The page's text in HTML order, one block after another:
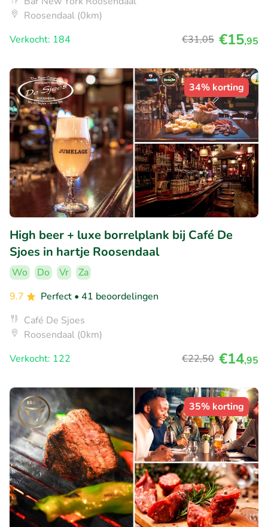
Roosendaal (0km)
Verkocht: 184
€31,05 €15,95
34% korting
High beer + luxe borrelplank bij Café De
Sjoes in hartje Roosendaal
Wo Do Vr
Za
9.7
Perfect • 41 beoordelingen
Café De Sjoes
Roosendaal (0km)
Verkocht: 122
€22,50 €14,95
35% korting